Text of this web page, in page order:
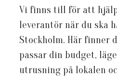
Vi finns till för att
leverantör när du ska
Stockholm. Här finner
passar din budget,
utrusning på lokalen